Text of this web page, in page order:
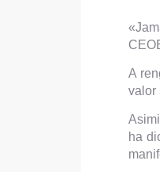
A
valor
ha